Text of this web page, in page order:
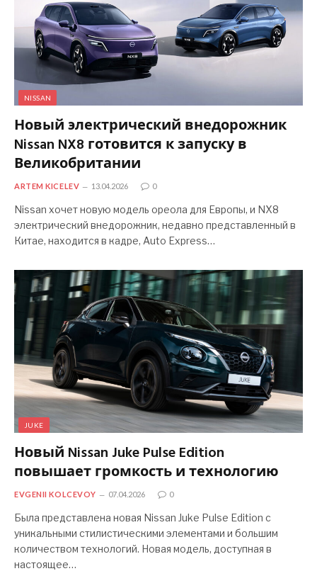
NISSAN
Новый электрический внедорожник
Nissan NX8 готовится к запуску в
Великобритании
ARTEM KICELEV 13.04.2026 0
Nissan хочет новую модель ореола для Европы, и NX8
электрический внедорожник, недавно представленный в
Китае, находится в кадре, Auto Express…
JUKE
Новый Nissan Juke Pulse Edition
повышает громкость и технологию
EVGENII KOLCEVOY 07.04.2026 0
Была представлена новая Nissan Juke Pulse Edition с
уникальными стилистическими элементами и большим
количеством технологий. Новая модель, доступная в
настоящее…